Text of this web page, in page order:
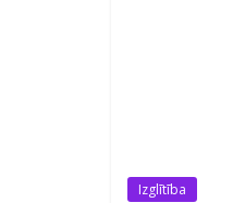
Izglītība